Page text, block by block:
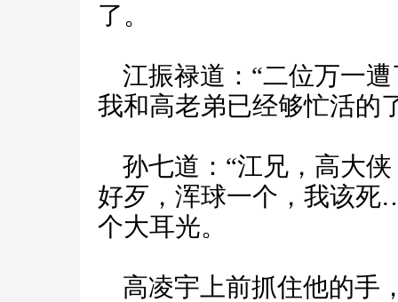
了。
江振禄道：“二位万一
我和高老弟已经够忙活的
孙七道：“江兄，高大
好歹，浑球一个，我该
个大耳光。
高凌宇上前抓住他的手